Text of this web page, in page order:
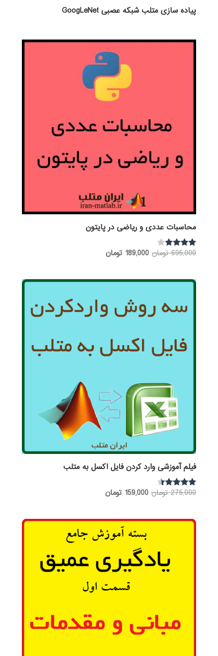
پیاده سازی متلب شبکه عصبی GoogLeNet
محاسبات عددی و ریاضی در پایتون
نمره
695,000 تومان قیمت
189,000 تومانقیمت
فیلم آموزشی وارد کردن فایل اکسل به متلب
نمره
275,000 تومان قیمت
159,000 تومانقیمت